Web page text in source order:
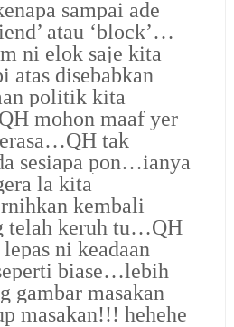
sampai ade
atau ‘block’…
ni elok saje kita
disebabkan
politik kita
mohon maaf yer
tak
sesiapa pon…ianya
la kita
kembali
telah keruh tu…QH
ni keadaan
biase…lebih
gambar masakan
masakan!!! hehehe